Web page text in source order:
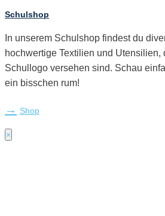
Schulshop
In unserem Schulshop findest du
hochwertige Textilien und Utensilien,
Schullogo versehen sind. Schau
ein bisschen rum!
Shop
×